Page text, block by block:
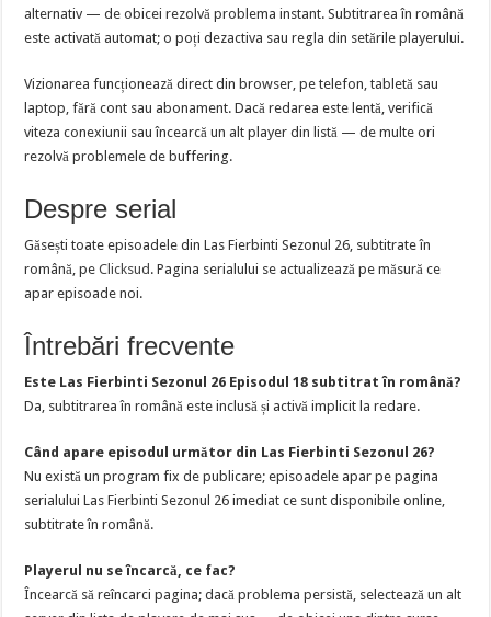
alternativ — de obicei rezolvă problema instant. Subtitrarea în română
este activată automat; o poți dezactiva sau regla din setările playerului.
Vizionarea funcționează direct din browser, pe telefon, tabletă sau
laptop, fără cont sau abonament. Dacă redarea este lentă, verifică
viteza conexiunii sau încearcă un alt player din listă — de multe ori
rezolvă problemele de buffering.
Despre serial
Găsești toate episoadele din Las Fierbinti Sezonul 26, subtitrate în
română, peClicksud . Pagina serialului se actualizează pe măsură ce
apar episoade noi.
Întrebări frecvente
Este Las Fierbinti Sezonul 26 Episodul 18 subtitrat în română?
Da, subtitrarea în română este inclusă și activă implicit la redare.
Când apare episodul următor din Las Fierbinti Sezonul 26?
Nu există un program fix de publicare; episoadele apar pe pagina
serialului Las Fierbinti Sezonul 26 imediat ce sunt disponibile online,
subtitrate în română.
Playerul nu se încarcă, ce fac?
Încearcă să reîncarci pagina; dacă problema persistă, selectează un alt